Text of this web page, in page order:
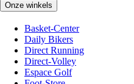
Onze winkels
Basket-Center
Daily Bikers
Direct Running
Direct-Volley
Espace Golf